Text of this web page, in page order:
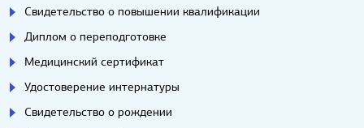
Свидетельство о повышении квалификации
Диплом о переподготовке
Медицинский сертификат
Удостоверение интернатуры
Свидетельство о рождении